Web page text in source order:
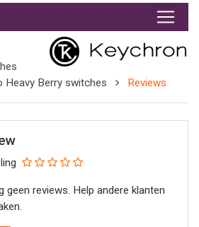
Heavy Berry switches
Reviews
geen reviews. Help andere klanten